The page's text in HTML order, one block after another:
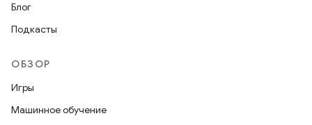
Блог
Подкасты
ОБЗОР
Игры
Машинное обучение